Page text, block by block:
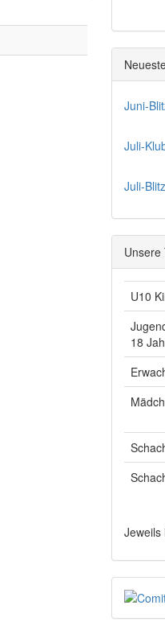
Juni-
Juli-
Juli-
Unsere
U10
18
Jeweils